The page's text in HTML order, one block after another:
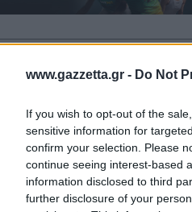
www.gazzetta.gr - Do Not
If you wish to opt-out of the
sensitive information for
confirm your selection. Please
continue seeing interest-based
information disclosed to third
further disclosure of your
άρθρα στα
του gazzetta.gr
Μάρκος